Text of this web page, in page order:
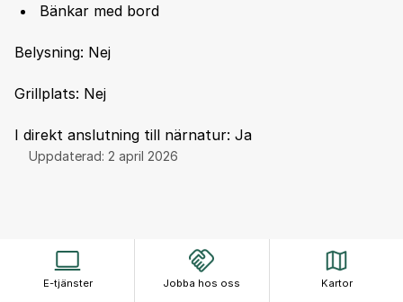
Bänkar med bord
Belysning: Nej
Grillplats: Nej
I direkt anslutning till närnatur: Ja
Uppdaterad: 2 april 2026
E-tjänster Jobba hos oss Kartor